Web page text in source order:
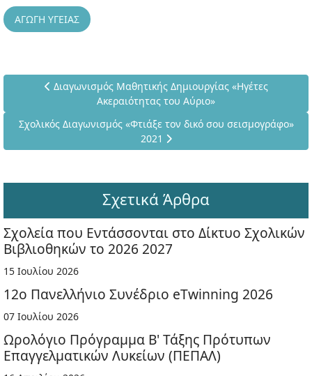
ΑΓΩΓΗ ΥΓΕΙΑΣ
Προηγούμενο άρθρο: Διαγωνισμός Μαθητικής
Διαγωνισμός Μαθητικής Δημιουργίας «Ηγέτες
Ακεραιότητας του Αύριο»
Επόμενο άρθρο: Σχολικός Διαγωνισμός «Φτιάξε τον δικό σου
Σχολικός Διαγωνισμός «Φτιάξε τον δικό σου σεισμογράφο»
2021
Σχετικά Άρθρα
Σχολεία που Εντάσσονται στο Δίκτυο Σχολικών
Βιβλιοθηκών το 2026 2027
15 Ιουλίου 2026
12ο Πανελλήνιο Συνέδριο eTwinning 2026
07 Ιουλίου 2026
Ωρολόγιο Πρόγραμμα Β' Τάξης Πρότυπων
Επαγγελματικών Λυκείων (ΠΕΠΑΛ)